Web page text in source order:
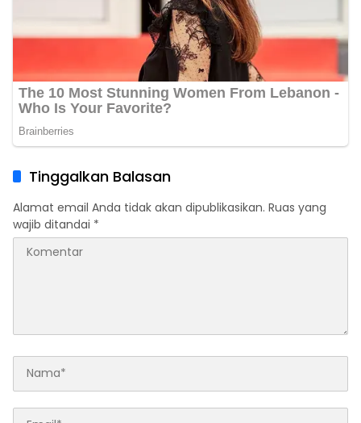
Tinggalkan Balasan
Alamat email Anda tidak akan dipublikasikan. Ruas yang
wajib ditandai *